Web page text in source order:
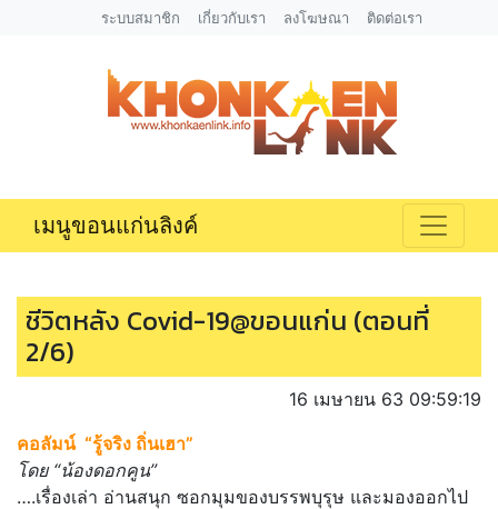
ระบบสมาชิก เกี่ยวกับเรา ลงโฆษณา ติดต่อเรา
เมนูขอนแก่นลิงค์
ชีวิตหลัง Covid-19@ขอนแก่น (ตอนที่
2/6)
16 เมษายน 63 09:59:19
คอลัมน์ “รู้จริง ถิ่นเฮา”
โดย “น้องดอกคูน”
….เรื่องเล่า อ่านสนุก ซอกมุมของบรรพบุรุษ และมองออกไป